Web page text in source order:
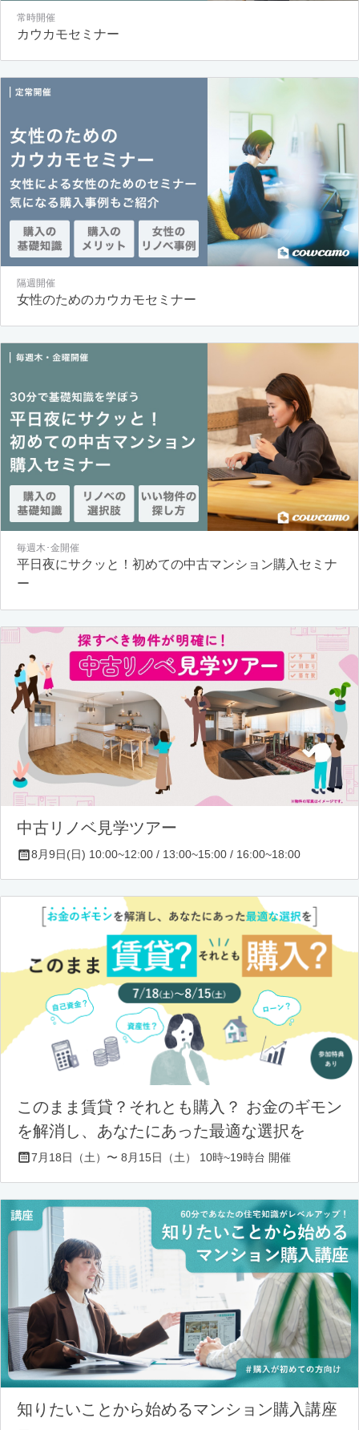
常時開催
カウカモセミナー
隔週開催
女性のためのカウカモセミナー
毎週木･金開催
平日夜にサクッと！初めての中古マンション購入セミナ
ー
中古リノベ見学ツアー
8月9日(日) 10:00~12:00 / 13:00~15:00 / 16:00~18:00
このまま賃貸？それとも購入？ お金のギモン
を解消し、あなたにあった最適な選択を
7月18日（土）〜 8月15日（土） 10時~19時台 開催
知りたいことから始めるマンション購入講座